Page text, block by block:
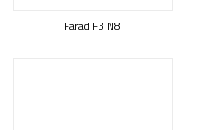
Farad F3 N8